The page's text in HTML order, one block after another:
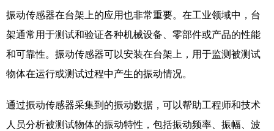
振动传感器在台架上的应用也非常重要。在工业领域中，台
架通常用于测试和验证各种机械设备、零部件或产品的性能
和可靠性。振动传感器可以安装在台架上，用于监测被测试
物体在运行或测试过程中产生的振动情况。
通过振动传感器采集到的振动数据，可以帮助工程师和技术
人员分析被测试物体的振动特性，包括振动频率、振幅、波